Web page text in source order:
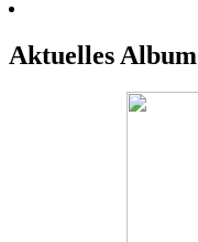
Aktuelles Album